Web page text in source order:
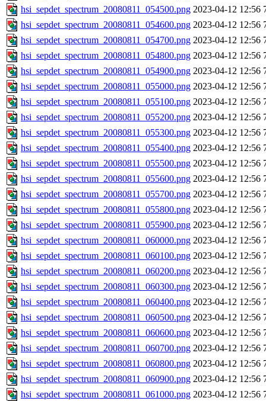
hsi_sepdet_spectrum_20080811_054500.png 2023-04-12 12:56
hsi_sepdet_spectrum_20080811_054600.png 2023-04-12 12:56
hsi_sepdet_spectrum_20080811_054700.png 2023-04-12 12:56
hsi_sepdet_spectrum_20080811_054800.png 2023-04-12 12:56
hsi_sepdet_spectrum_20080811_054900.png 2023-04-12 12:56
hsi_sepdet_spectrum_20080811_055000.png 2023-04-12 12:56
hsi_sepdet_spectrum_20080811_055100.png 2023-04-12 12:56
hsi_sepdet_spectrum_20080811_055200.png 2023-04-12 12:56
hsi_sepdet_spectrum_20080811_055300.png 2023-04-12 12:56
hsi_sepdet_spectrum_20080811_055400.png 2023-04-12 12:56
hsi_sepdet_spectrum_20080811_055500.png 2023-04-12 12:56
hsi_sepdet_spectrum_20080811_055600.png 2023-04-12 12:56
hsi_sepdet_spectrum_20080811_055700.png 2023-04-12 12:56
hsi_sepdet_spectrum_20080811_055800.png 2023-04-12 12:56
hsi_sepdet_spectrum_20080811_055900.png 2023-04-12 12:56
hsi_sepdet_spectrum_20080811_060000.png 2023-04-12 12:56
hsi_sepdet_spectrum_20080811_060100.png 2023-04-12 12:56
hsi_sepdet_spectrum_20080811_060200.png 2023-04-12 12:56
hsi_sepdet_spectrum_20080811_060300.png 2023-04-12 12:56
hsi_sepdet_spectrum_20080811_060400.png 2023-04-12 12:56
hsi_sepdet_spectrum_20080811_060500.png 2023-04-12 12:56
hsi_sepdet_spectrum_20080811_060600.png 2023-04-12 12:56
hsi_sepdet_spectrum_20080811_060700.png 2023-04-12 12:56
hsi_sepdet_spectrum_20080811_060800.png 2023-04-12 12:56
hsi_sepdet_spectrum_20080811_060900.png 2023-04-12 12:56
hsi_sepdet_spectrum_20080811_061000.png 2023-04-12 12:56